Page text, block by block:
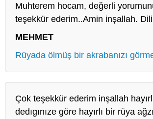
Muhterem hocam, değerli
teşekkür ederim..Amin inşallah.
MEHMET
Rüyada ölmüş bir akrabanızı
Çok teşekkür ederim inşallah
dedıgınıze göre hayırlı bir rüya